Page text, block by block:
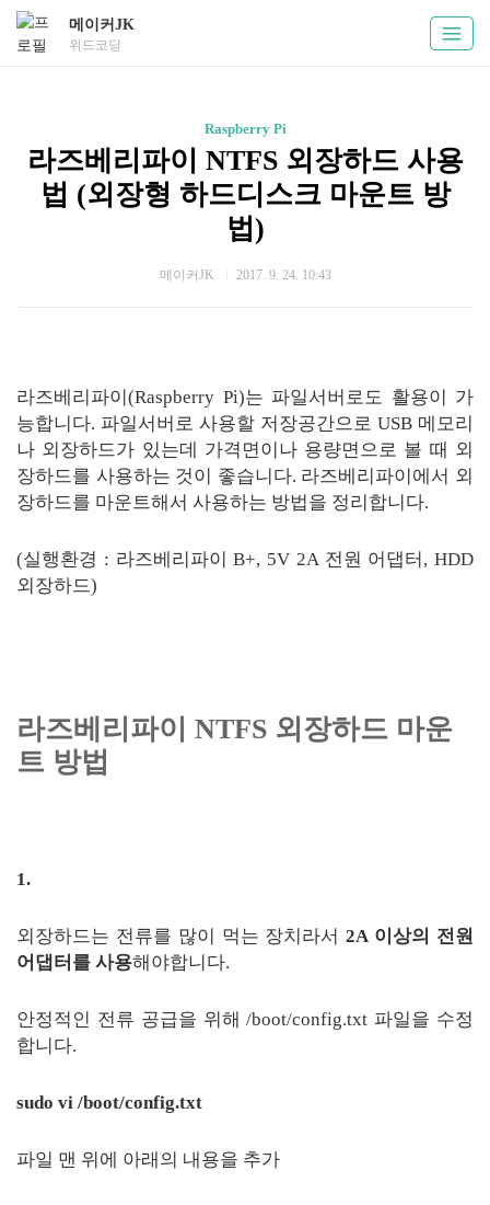
메이커JK
위드코딩
Raspberry Pi
라즈베리파이 NTFS 외장하드 사용
법 (외장형 하드디스크 마운트 방
법)
메이커JK 2017. 9. 24. 10:43
라즈베리파이(Raspberry Pi)는 파일서버로도 활용이 가
능합니다. 파일서버로 사용할 저장공간으로 USB 메모리
나 외장하드가 있는데 가격면이나 용량면으로 볼 때 외
장하드를 사용하는 것이 좋습니다. 라즈베리파이에서 외
장하드를 마운트해서 사용하는 방법을 정리합니다.
(실행환경 : 라즈베리파이 B+, 5V 2A 전원 어댑터, HDD
외장하드)
라즈베리파이 NTFS 외장하드 마운
트 방법
1.
외장하드는 전류를 많이 먹는 장치라서2A 이상의 전원
어댑터를 사용해야합니다.
안정적인 전류 공급을 위해 /boot/config.txt 파일을 수정
합니다.
sudo vi /boot/config.txt
파일 맨 위에 아래의 내용을 추가